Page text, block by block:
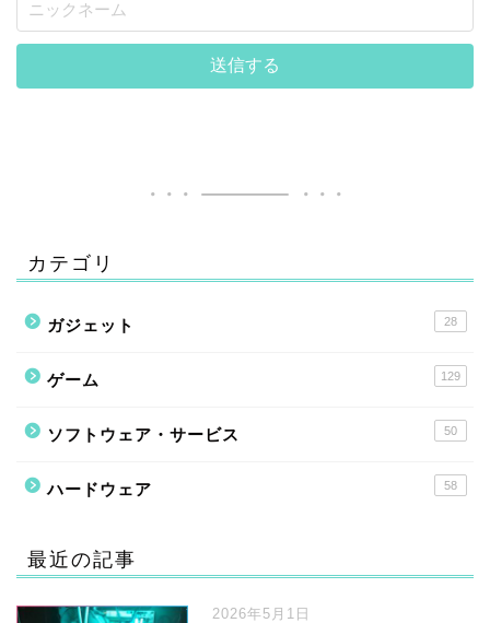
カテゴリ
ガジェット 28
ゲーム 129
ソフトウェア・サービス 50
ハードウェア 58
最近の記事
2026年5月1日